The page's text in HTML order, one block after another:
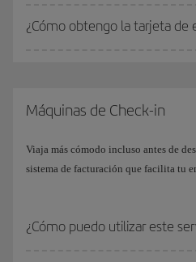
¿Cómo obtengo la tarjeta de
Máquinas de Check-in
Viaja más cómodo incluso antes de
sistema de facturación que facilita tu
¿Cómo puedo utilizar este